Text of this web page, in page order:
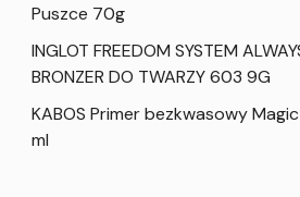
Puszce 70g
INGLOT FREEDOM SYSTEM
BRONZER DO TWARZY 603 9G
KABOS Primer bezkwasowy
ml